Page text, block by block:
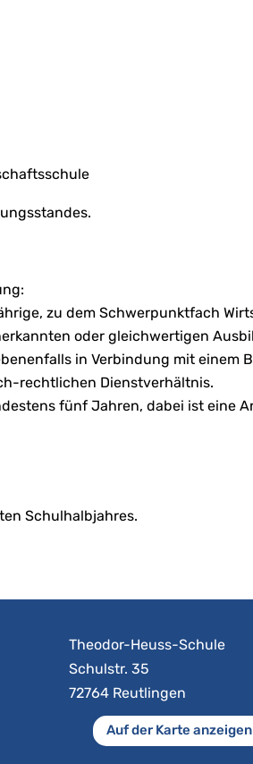
zu dem Schwerpunktfach
oder gleichwertigen
in Verbindung mit einem
rechtlichen Dienstverhältnis.
fünf Jahren, dabei ist eine
Schulhalbjahres.
Theodor-Heuss-Schule
Schulstr. 35
72764 Reutlingen
Auf der Karte anzeigen